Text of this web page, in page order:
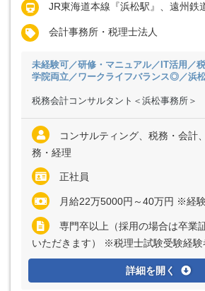
JR東海道本線『浜松駅』、遠州鉄
会計事務所・税理士法人
未経験可／研修・マニュアル／IT活用／
学院両立／ワークライフバランス◎／浜
税務会計コンサルタント＜浜松事務所＞
コンサルティング、税務・会計
務・経理
正社員
月給22万5000円～40万円 ※経験・能力など考慮の上、決定いたします ※上記に固定残業代（月20時間分
専門卒以上（採用の場合は卒業
いただきます） ※税理士試験受験経験
詳細を開く